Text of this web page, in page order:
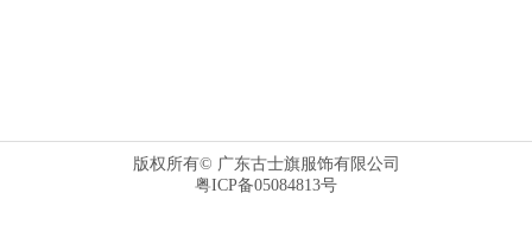
版权所有© 广东古士旗服饰有限公司
粤ICP备05084813号